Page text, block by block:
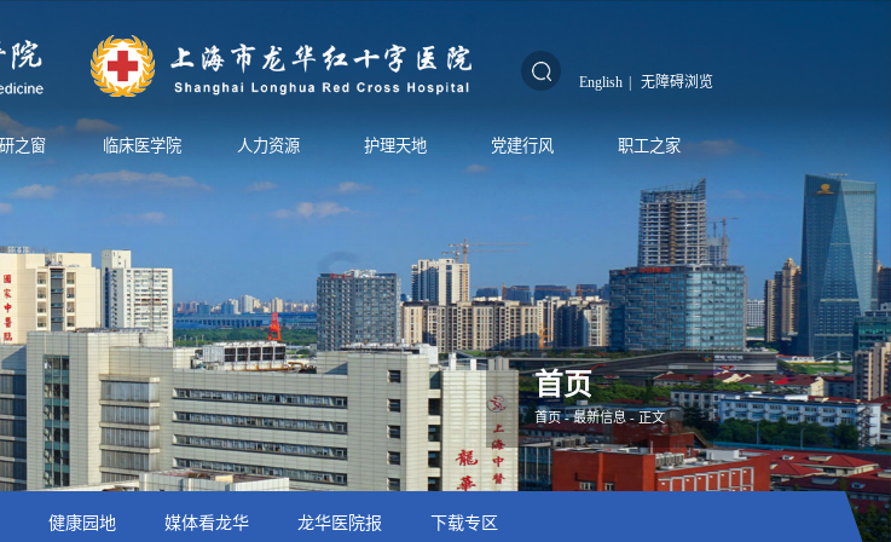
English | 无障碍浏览
之窗 临床医学院 人力资源 护理天地 党建行风 职工之家
首页
首页-最新信息 - 正文
健康园地 媒体看龙华 龙华医院报 下载专区